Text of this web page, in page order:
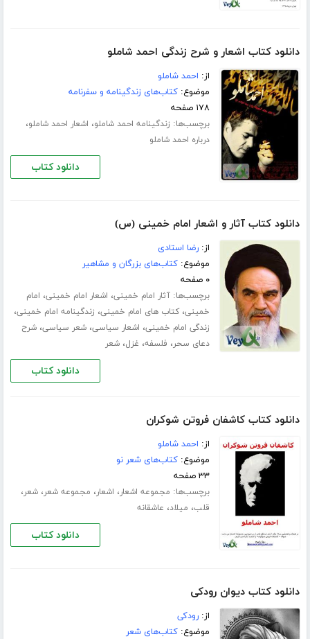
دانلود کتاب اشعار و شرح زندگی احمد شاملو
از: احمد شاملو
موضوع:کتاب‌های زندگینامه و سفرنامه
۱۷۸ صفحه
برچسب‌ها: زندگینامه احمد شاملو، اشعار احمد شاملو،
درباره احمد شاملو
دانلود کتاب
دانلود کتاب آثار و اشعار امام خمینی (س)
از:رضا استادى
موضوع:کتاب‌های بزرگان و مشاهیر
۰ صفحه
برچسب‌ها:آثار امام خمینی، اشعار امام خمینی، امام
خمینی،کتاب های امام خمینی، زندگینامه امام خمینی،
زندگی امام خمینی، اشعار سیاسی،شعر سیاسی،شرح
دعاى سحر، فلسفه، غزل،شعر
دانلود کتاب
دانلود کتاب کاشفان فروتن شوکران
از: احمد شاملو
موضوع:کتاب‌های شعر نو
۳۳ صفحه
برچسب‌ها: مجموعه اشعار، اشعار، مجموعه شعر،شعر،
قلب، میلاد، عاشقانه
دانلود کتاب
دانلود کتاب دیوان رودکی
از:رودکی
موضوع:کتاب‌های شعر